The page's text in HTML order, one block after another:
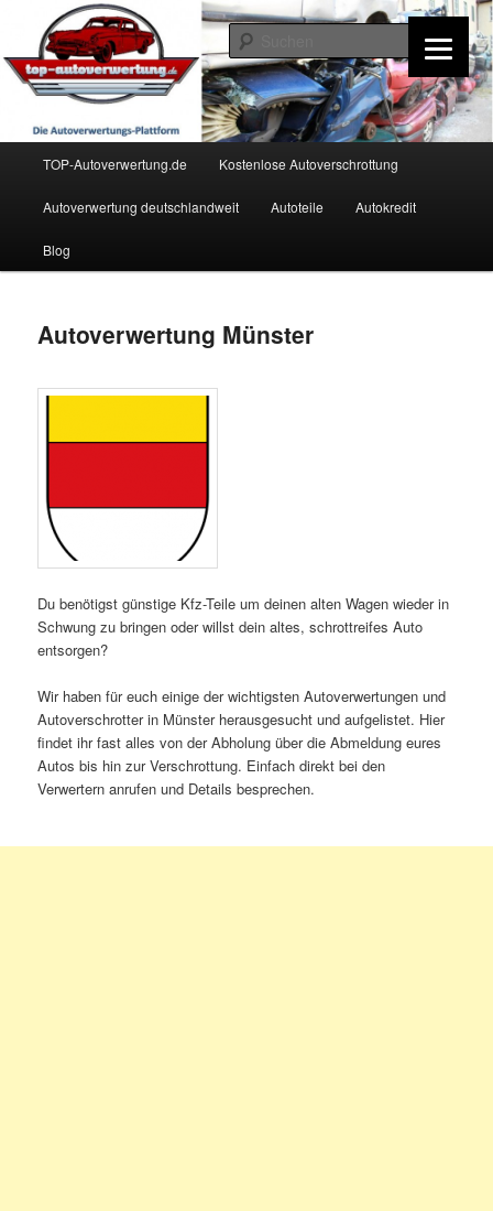
wechseln
TOP-Autoverwertung.de
TOP-Autoverwertung.de Kostenlose Autoverschrottung
Autoverwertung deutschlandweit Autoteile Autokredit
Blog
Autoverwertung Münster
Du benötigst günstige Kfz-Teile um deinen alten Wagen wieder in
Schwung zu bringen oder willst dein altes, schrottreifes Auto
entsorgen?
Wir haben für euch einige der wichtigsten Autoverwertungen und
Autoverschrotter in Münster herausgesucht und aufgelistet. Hier
findet ihr fast alles von der Abholung über die Abmeldung eures
Autos bis hin zur Verschrottung. Einfach direkt bei den
Verwertern anrufen und Details besprechen.